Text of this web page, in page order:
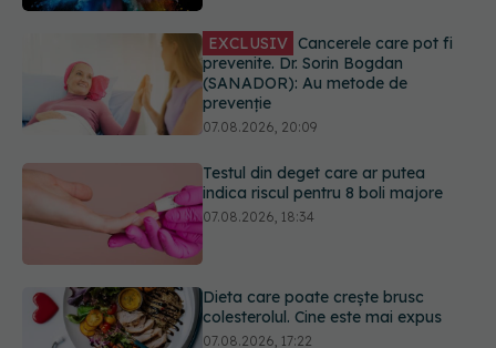
prevenție
07.08.2026, 20:09
Testul din deget care ar putea
indica riscul pentru 8 boli majore